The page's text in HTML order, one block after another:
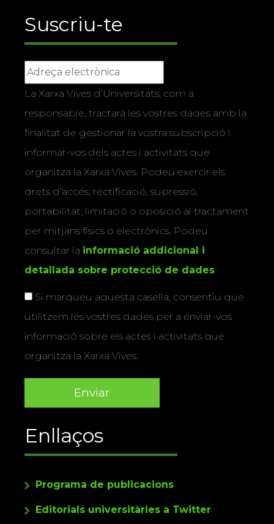
Suscriu-te
La Xarxa Vives d’Universitats, com a
responsable, tractarà les vostres dades amb la
finalitat de gestionar la vostra subscripció i
informar-vos dels actes i activitats que
organitza la Xarxa Vives. Podeu exercir els
drets d’accés, rectificació, supressió,
portabilitat, limitació o oposició al tractament
per mitjans físics o electrònics. Podeu
consultar la informació addicional i
detallada sobre protecció de dades.
Si marqueu aquesta casella, consentiu que
utilitzem les vostres dades per a enviar-vos
informació sobre els actes i activitats que
organitza la Xarxa Vives.
Enllaços
Programa de publicacions
Editorials universitàries a Twitter